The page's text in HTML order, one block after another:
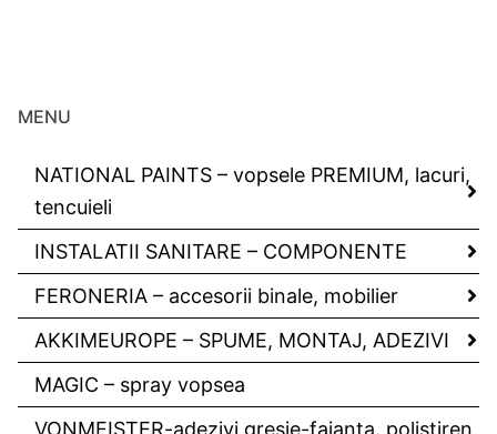
MENU
NATIONAL PAINTS – vopsele PREMIUM, lacuri,
tencuieli
INSTALATII SANITARE – COMPONENTE
FERONERIA – accesorii binale, mobilier
AKKIMEUROPE – SPUME, MONTAJ, ADEZIVI
MAGIC – spray vopsea
VONMEISTER-adezivi gresie-faianta, polistiren